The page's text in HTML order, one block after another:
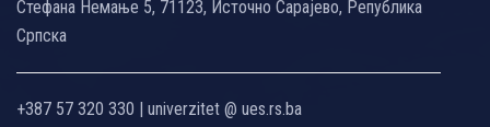
Стефана Немање 5, 71123, Источно Сарајево, Република
Српска
+387 57 320 330 | univerzitet @ ues.rs.ba